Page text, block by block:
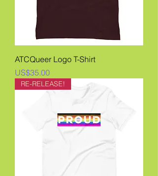
ATCQueer Logo T-Shirt
價格
US$35.00
RE-RELEASE!